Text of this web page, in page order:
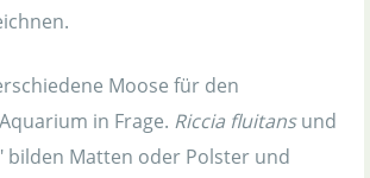
Moose für den
in Frage. Riccia fluitansund
bilden Matten oder Polster und